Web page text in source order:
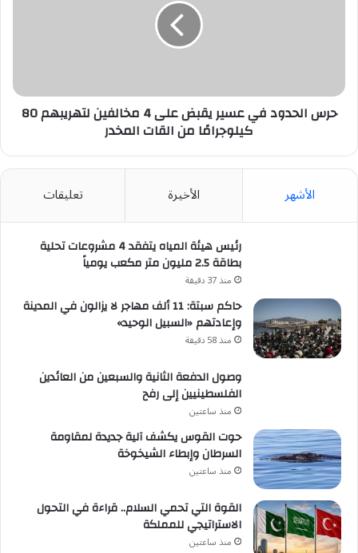
لتهريبهم
80
كيلوجرامًا
القات
حرس الحدود في عسير يقبض على 4 مخالفين لتهريبهم 80
كيلوجرامًا من القات المخدر
الأشهر الأخيرة تعليقات
رئيس هيئة المياه يتفقد 4 مشروعات تحلية
بطاقة 2.5 مليون متر مكعب يومياً
منذ 37 دقيقة
حاكم سبتة: 11 ألف مهاجر لا يزالون في المدينة
وإعادتهم «السبيل الوحيد»
منذ 58 دقيقة
وصول الدفعة الثانية والسبعين من العائدين
الفلسطينيين إلى رفح
منذ ساعتين
حوت القوس يكشف آلية جديدة لمقاومة
السرطان وإبطاء الشيخوخة
منذ ساعتين
القوة التي تحمي السلام.. قراءة في التحول
الاستراتيجي للمملكة
منذ ساعتين